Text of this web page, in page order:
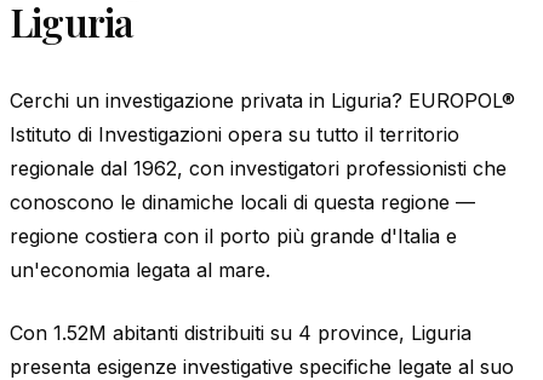
Liguria
Cerchi un investigazione privata in Liguria? EUROPOL®
Istituto di Investigazioni opera su tutto il territorio
regionale dal 1962, con investigatori professionisti che
conoscono le dinamiche locali di questa regione —
regione costiera con il porto più grande d'Italia e
un'economia legata al mare.
Con 1.52M abitanti distribuiti su 4 province, Liguria
presenta esigenze investigative specifiche legate al suo